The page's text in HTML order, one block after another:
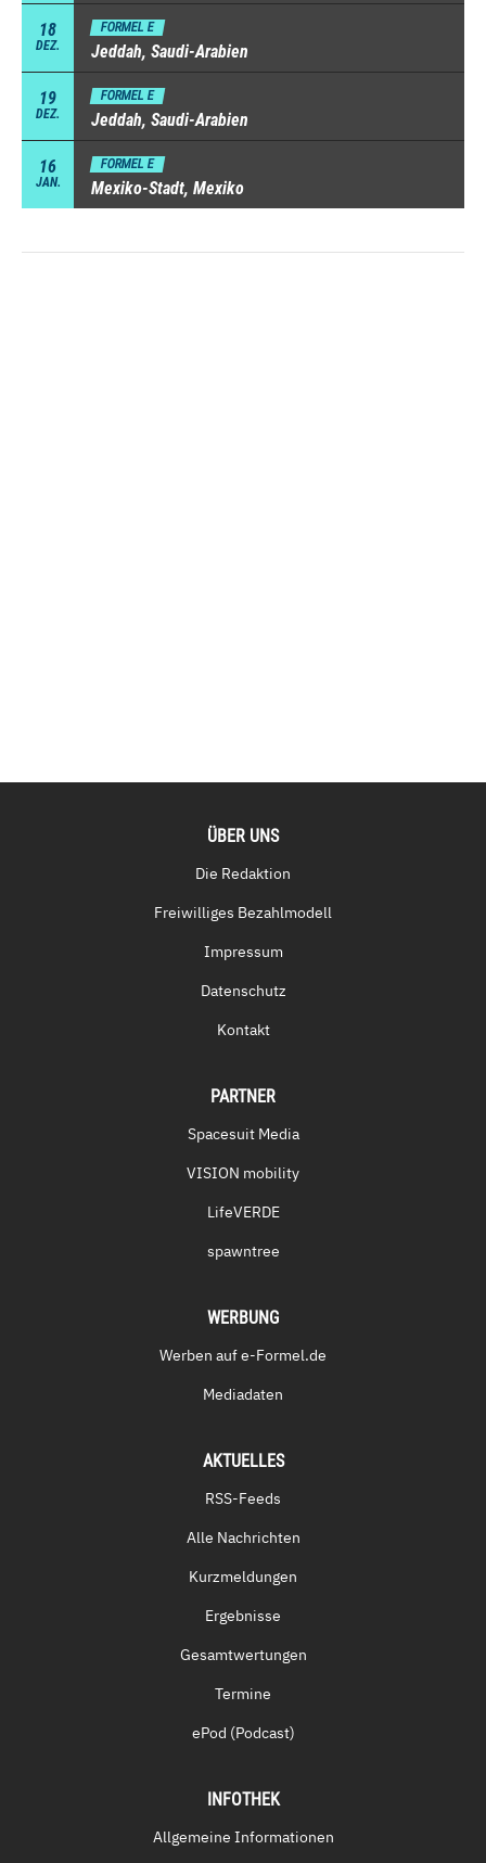
18
DEZ.
FORMEL E
Jeddah, Saudi-Arabien
19
DEZ.
FORMEL E
Jeddah, Saudi-Arabien
16
JAN.
FORMEL E
Mexiko-Stadt, Mexiko
ÜBER UNS
Die Redaktion
Freiwilliges Bezahlmodell
Impressum
Datenschutz
Kontakt
PARTNER
Spacesuit Media
VISION mobility
LifeVERDE
spawntree
WERBUNG
Werben auf e-Formel.de
Mediadaten
AKTUELLES
RSS-Feeds
Alle Nachrichten
Kurzmeldungen
Ergebnisse
Gesamtwertungen
Termine
ePod (Podcast)
INFOTHEK
Allgemeine Informationen